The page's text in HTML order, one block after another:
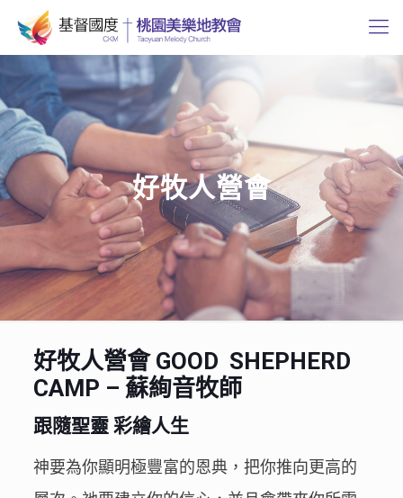
好牧人營會
好牧人營會 GOOD SHEPHERD
CAMP – 蘇絢音牧師
跟隨聖靈 彩繪人生
神要為你顯明極豐富的恩典，把你推向更高的